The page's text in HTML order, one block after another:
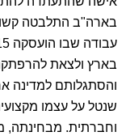
בארה"ב התלבטה
בארץ ולצאת
והסתגלותם למדינה
שנטל על עצמו
וחברתית. מבחינתה,